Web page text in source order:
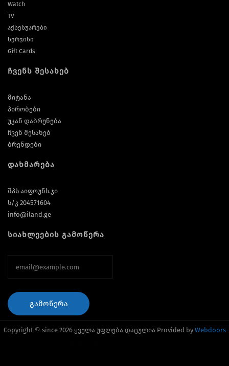
Watch
TV
აქსესუარები
სერვისი
Gift Cards
ჩვენს შესახებ
მიტანა
პირობები
უკან დაბრუნება
ჩვენ შესახებ
ბრენდები
დახმარება
შპს აიფოუნს.ჯი
ს/კ 204571604
info@iland.ge
სიახლეების გამოწერა
ᲒᲐᲛᲝᲬᲔᲠᲐ
Copyright © since 2026 ყველა უფლება დაცულია Provided by Webdoors